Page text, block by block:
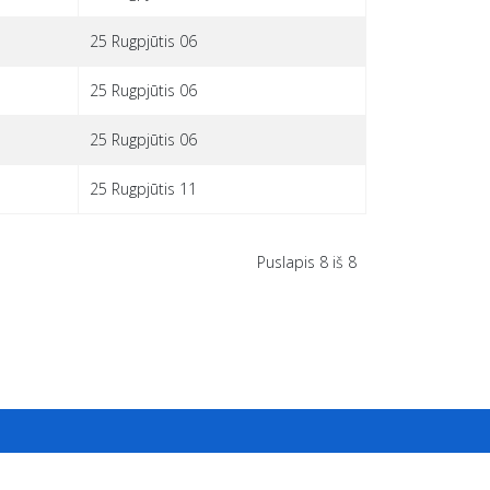
25 Rugpjūtis 06
25 Rugpjūtis 06
25 Rugpjūtis 06
25 Rugpjūtis 11
Puslapis 8 iš 8